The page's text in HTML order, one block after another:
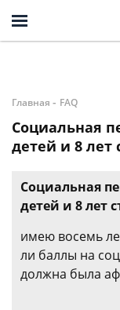
Главная - FAQ
Социальная
детей и 8 лет
Социальная
детей и 8 лет
имею восемь
ли баллы на
должна была